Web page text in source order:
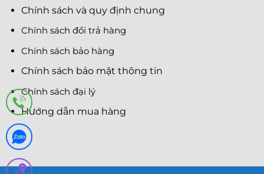
Chính sách và quy định chung
Chính sách đổi trả hàng
Chính sách bảo hàng
Chính sách bảo mật thông tin
Chính sách đại lý
Hướng dẫn mua hàng